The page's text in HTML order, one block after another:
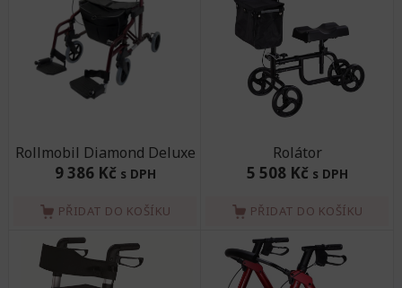
Rollmobil Diamond Deluxe
9 386 Kč s DPH
PŘIDAT DO KOŠÍKU
Rolátor
5 508 Kč s DPH
PŘIDAT DO KOŠÍKU